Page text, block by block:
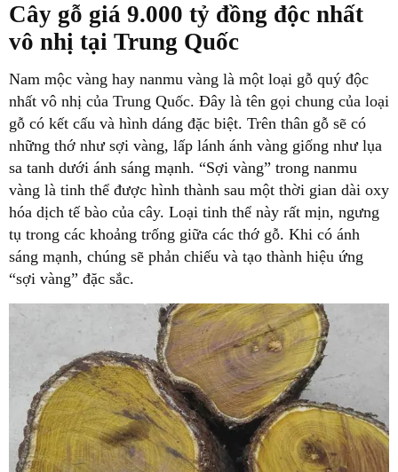
Cây gỗ giá 9.000 tỷ đồng độc nhất
vô nhị tại Trung Quốc
Nam mộc vàng hay nanmu vàng là một loại gỗ quý độc
nhất vô nhị của Trung Quốc. Đây là tên gọi chung của loại
gỗ có kết cấu và hình dáng đặc biệt. Trên thân gỗ sẽ có
những thớ như sợi vàng, lấp lánh ánh vàng giống như lụa
sa tanh dưới ánh sáng mạnh. “Sợi vàng” trong nanmu
vàng là tinh thể được hình thành sau một thời gian dài oxy
hóa dịch tế bào của cây. Loại tinh thể này rất mịn, ngưng
tụ trong các khoảng trống giữa các thớ gỗ. Khi có ánh
sáng mạnh, chúng sẽ phản chiếu và tạo thành hiệu ứng
“sợi vàng” đặc sắc.